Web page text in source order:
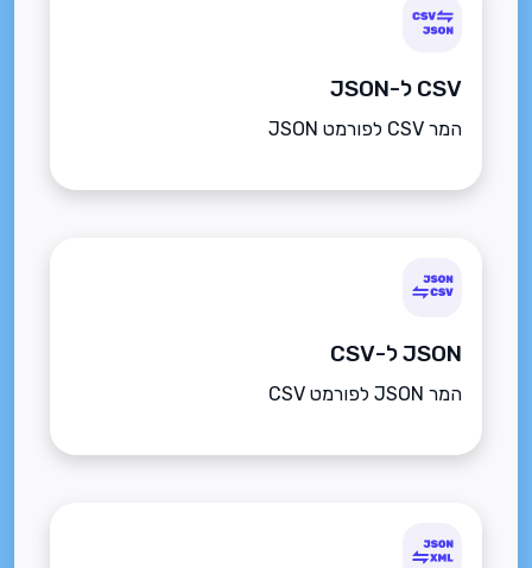
CSV ל-JSON
המר CSV לפורמט JSON
JSON ל-CSV
המר JSON לפורמט CSV